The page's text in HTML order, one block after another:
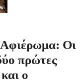
Οι
πρώτες
ο